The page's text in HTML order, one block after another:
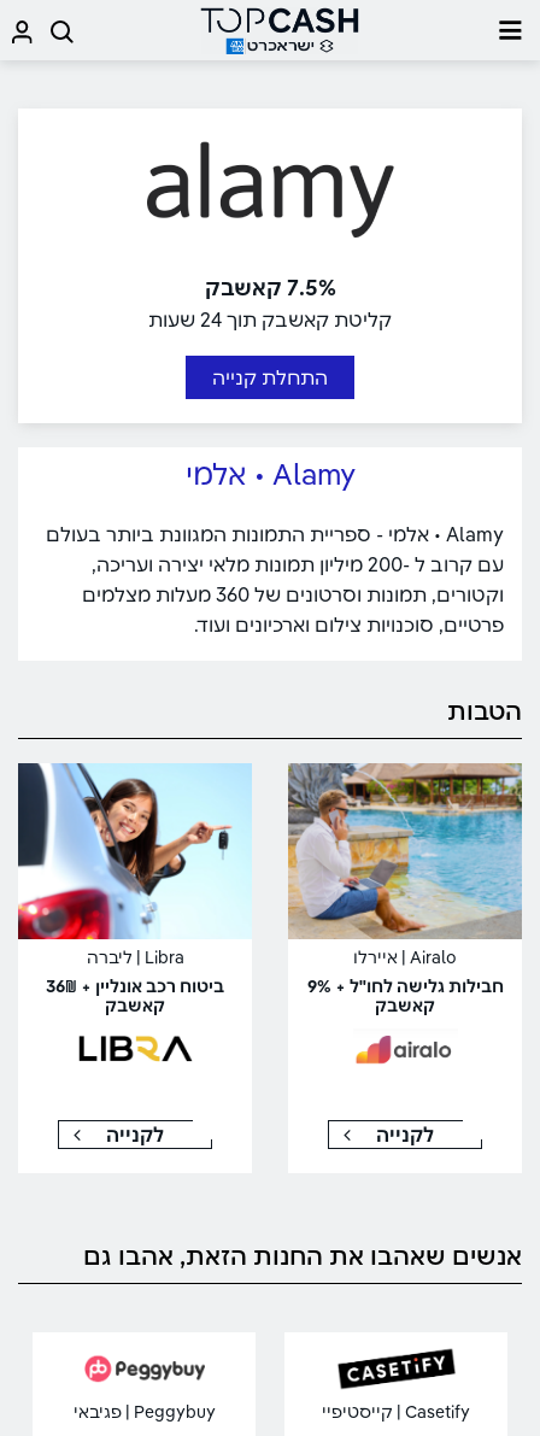
7.5% קאשבק
קליטת קאשבק תוך 24 שעות
התחלת קנייה
Alamy • אלמי
Alamy • אלמי - ספריית התמונות המגוונת ביותר בעולם
עם קרוב ל -200 מיליון תמונות מלאי יצירה ועריכה,
וקטורים, תמונות וסרטונים של 360 מעלות מצלמים
פרטיים, סוכנויות צילום וארכיונים ועוד.
הטבות
Airalo | איירלו
חבילות גלישה לחו"ל + 9%
קאשבק
לקנייה
Libra | ליברה
ביטוח רכב אונליין + 36₪
קאשבק
לקנייה
אנשים שאהבו את החנות הזאת, אהבו גם
Casetify | קייסטיפיי Peggybuy | פגיבאי